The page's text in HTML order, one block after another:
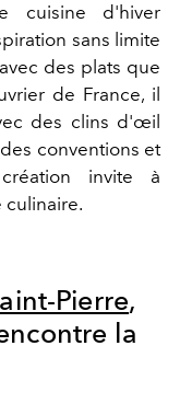
cuisine d'hiver
sans limite
des plats que
de France, il
des clins d'œil
conventions et
invite à
culinaire.
Pierre,
la